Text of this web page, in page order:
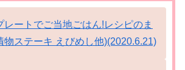
レートでご当地ごはん!レシピのま
物ステーキ えびめし他)(2020.6.21)